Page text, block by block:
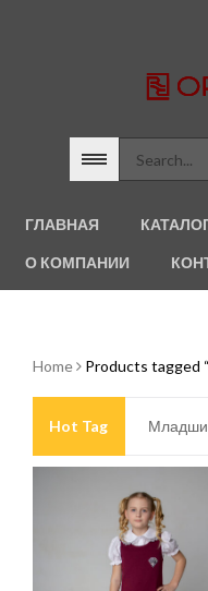
ГЛАВНАЯ
О КОМПАНИИ
Home Products tagged
Hot Tag